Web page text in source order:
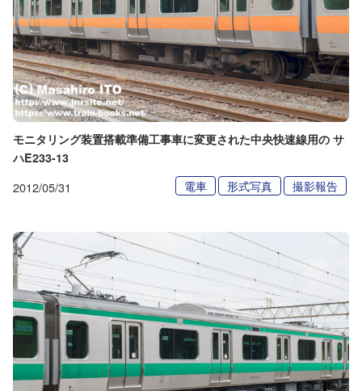
モニタリング装置搭載準備工事車に変更された中央快速線用の サ
ハE233-13
2012/05/31 電車 形式写真 撮影報告